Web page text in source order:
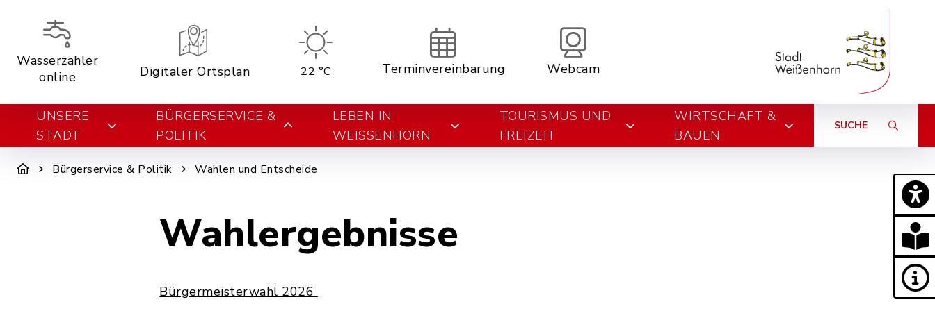
Wasserzähler
online
Digitaler Ortsplan 22 °C Terminvereinbarung Webcam
UNSERE
STADT
BÜRGERSERVICE &
POLITIK
LEBEN IN
WEISSENHORN
TOURISMUS UND
FREIZEIT
WIRTSCHAFT &
BAUEN
SUCHE
Bürgerservice & Politik Wahlen und Entscheide
Wahlergebnisse
Bürgermeisterwahl 2026